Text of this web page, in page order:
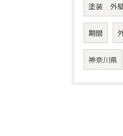
塗装 外
期間
神奈川県